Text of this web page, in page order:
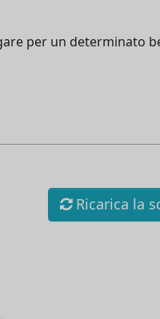
per un determinato
Ricarica la